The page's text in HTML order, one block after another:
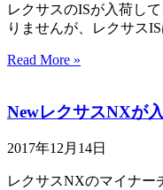
レクサスのISが入荷し
りませんが、レクサス
Read More »
NewレクサスNXが
2017年12月14日
レクサスNXのマイナー